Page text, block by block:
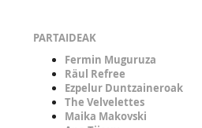
PARTAIDEAK
Fermin Muguruza
Räul Refree
Ezpelur Duntzaineroak
The Velvelettes
Maika Makovski